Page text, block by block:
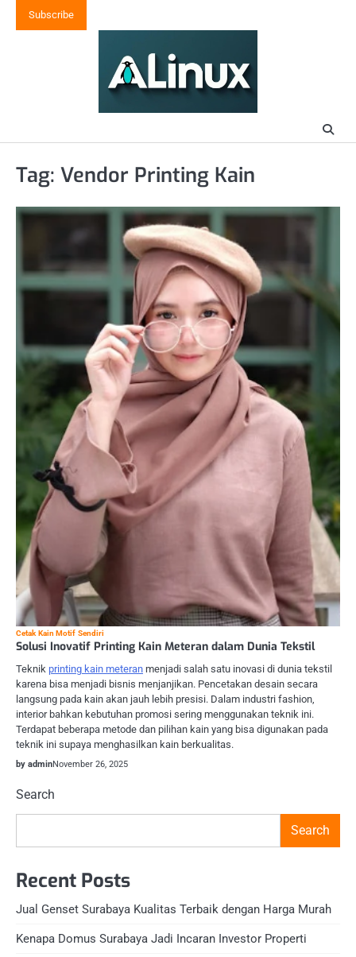
Subscribe
Tag: Vendor Printing Kain
Cetak Kain Motif Sendiri
Solusi Inovatif Printing Kain Meteran dalam Dunia Tekstil
Teknik printing kain meteran menjadi salah satu inovasi di dunia tekstil
karena bisa menjadi bisnis menjanjikan. Pencetakan desain secara
langsung pada kain akan jauh lebih presisi. Dalam industri fashion,
interior bahkan kebutuhan promosi sering menggunakan teknik ini.
Terdapat beberapa metode dan pilihan kain yang bisa digunakan pada
teknik ini supaya menghasilkan kain berkualitas.
by adminNovember 26, 2025
Search
Search
Recent Posts
Jual Genset Surabaya Kualitas Terbaik dengan Harga Murah
Kenapa Domus Surabaya Jadi Incaran Investor Properti